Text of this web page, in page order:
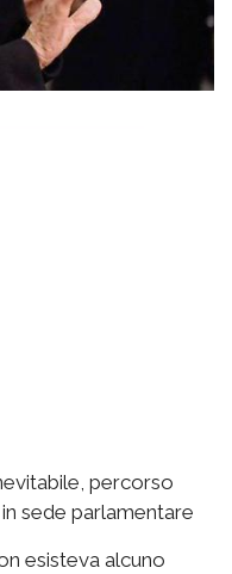
percorso
sede parlamentare
esisteva alcuno